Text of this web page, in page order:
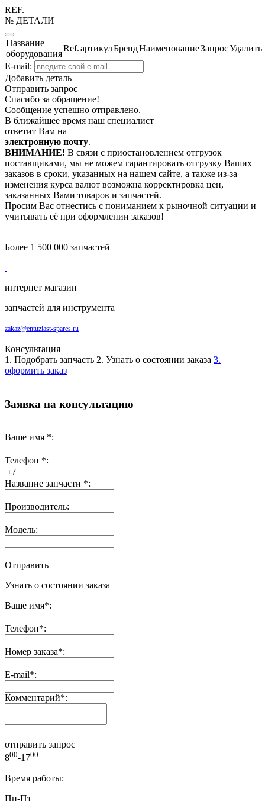
REF.
№ ДЕТАЛИ
Название
оборудования
Ref.артикулБрендНаименованиеЗапросУдалить
E-mail:
Добавить деталь
Отправить запрос
Спасибо за обращение!
Сообщение успешно отправлено.
В ближайшее время наш специалист
ответит Вам на
электронную почту.
ВНИМАНИЕ! В связи с приостановлением отгрузок
поставщиками, мы не можем гарантировать отгрузку Ваших
заказов в сроки, указанных на нашем сайте, а также из-за
изменения курса валют возможна корректировка цен,
заказанных Вами товаров и запчастей.
Просим Вас отнестись с пониманием к рыночной ситуации и
учитывать её при оформлении заказов!
Более 1 500 000 запчастей
интернет магазин
запчастей для инструмента
zakaz@entuziast-spares.ru
Консультация
1. Подобрать запчасть 2. Узнать о состоянии заказа 3.
оформить заказ
Заявка на консультацию
Ваше имя *:
Телефон *:
Название запчасти *:
Производитель:
Модель:
Отправить
Узнать о состоянии заказа
Ваше имя*:
Телефон*:
Номер заказа*:
E-mail*:
Комментарий*:
отправить запрос
800-1700
Время работы:
Пн-Пт